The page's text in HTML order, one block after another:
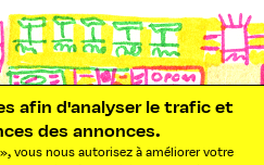
afin d'analyser le trafic et
des annonces.
vous nous autorisez à améliorer votre